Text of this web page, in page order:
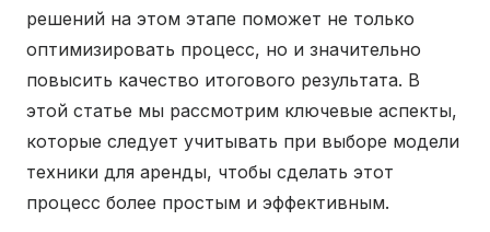
решений на этом этапе поможет не только
оптимизировать процесс, но и значительно
повысить качество итогового результата. В
этой статье мы рассмотрим ключевые аспекты,
которые следует учитывать при выборе модели
техники для аренды, чтобы сделать этот
процесс более простым и эффективным.